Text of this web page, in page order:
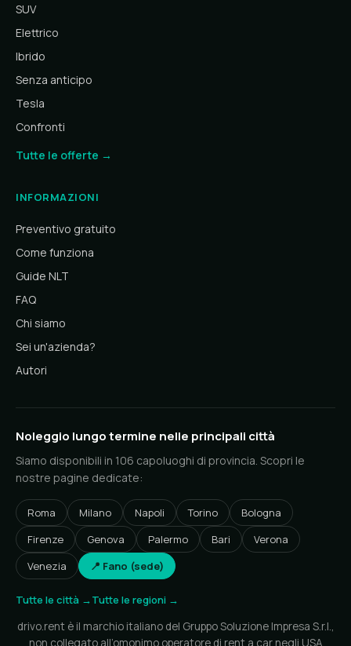
SUV
Elettrico
Ibrido
Senza anticipo
Tesla
Confronti
Tutte le offerte →
INFORMAZIONI
Preventivo gratuito
Come funziona
Guide NLT
FAQ
Chi siamo
Sei un'azienda?
Autori
Noleggio lungo termine nelle principali città
Siamo disponibili in 106 capoluoghi di provincia. Scopri le
nostre pagine dedicate:
Roma Milano Napoli Torino
Bologna
Firenze
Genova Palermo Bari
Verona
Venezia
📍 Fano (sede)
Tutte le città →Tutte le regioni →
drivo.rent è il marchio italiano del Gruppo Soluzione Impresa S.r.l.,
non collegato all’omonimo operatore di rent a car negli USA